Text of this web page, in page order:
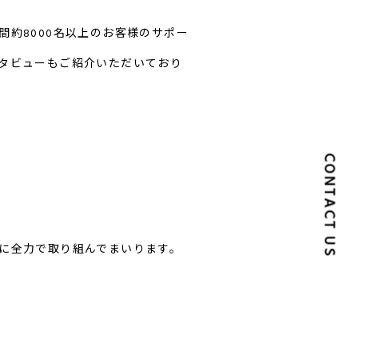
約8000名以上のお客様のサポー
ビューもご紹介いただいており
力で取り組んでまいります。 CONTACT US